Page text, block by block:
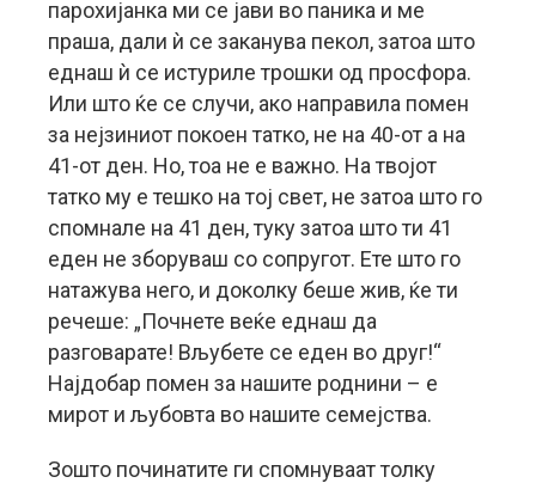
парохијанка ми се јави во паника и ме
праша, дали ѝ се заканува пекол, затоа што
еднаш ѝ се истуриле трошки од просфора.
Или што ќе се случи, ако направила помен
за нејзиниот покоен татко, не на 40-от а на
41-от ден. Но, тоа не е важно. На твојот
татко му е тешко на тој свет, не затоа што го
спомнале на 41 ден, туку затоа што ти 41
еден не зборуваш со сопругот. Ете што го
натажува него, и доколку беше жив, ќе ти
речеше: „Почнете веќе еднаш да
разговарате! Вљубете се еден во друг!“
Најдобар помен за нашите роднини – е
мирот и љубовта во нашите семејства.
Зошто починатите ги спомнуваат толку